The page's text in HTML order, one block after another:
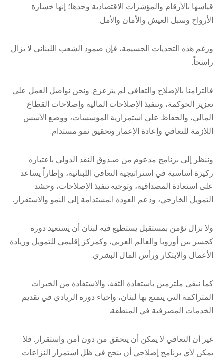
قياسها بالأرقام والمؤشرات الاقتصادية وحدها؛ إنها خسارة
الأرواح وسبل العيش والأمان والأمل.
ورغم هذه التحديات الجسيمة، فإن صمود الشعب اللبناني لا يزال
راسخاً.
فالتزامنا بالإصلاح والتعافي لم يتزعزع. ونحن نواصل العمل على
تعزيز الحوكمة، وتنفيذ الإصلاحات المالية وإصلاحات القطاع
المالي، والحفاظ على استمرارية المؤسسات، ووضع الأسس
اللازمة للتعافي وإعادة الإعمار وتحقيق نمو مستدام.
وننظر إلى برنامج مدعوم من صندوق النقد الدولي باعتباره
ركيزة أساسية في استراتيجية التعافي اللبنانية، وإطاراً يساعد
على استعادة المصداقية، وتوجيه تنفيذ الإصلاحات، وحشد
التمويل الخارجي، ودعم العودة المستدامة إلى النمو والاستقرار.
ولا نزال نؤمن بمستقبل يستطيع فيه لبنان أن يستعيد دوره
كجسر بين أوروبا والعالم العربي، وكمركز إقليمي للتمويل وريادة
الأعمال والابتكار ورأس المال البشري.
كما نبقى ملتزمين باستعادة الثقة، والاستفادة من الخبرات
المتراكمة التي يتمتع بها لبنان، وإحياء دوره الريادي في تقديم
الخدمات المصرفية في المنطقة.
غير أن التعافي لا يمكن أن يتحقق من دون أمن واستقرار. فلا
يمكن لأي برنامج إصلاحي أن ينجح في ظل استمرار النزاعات